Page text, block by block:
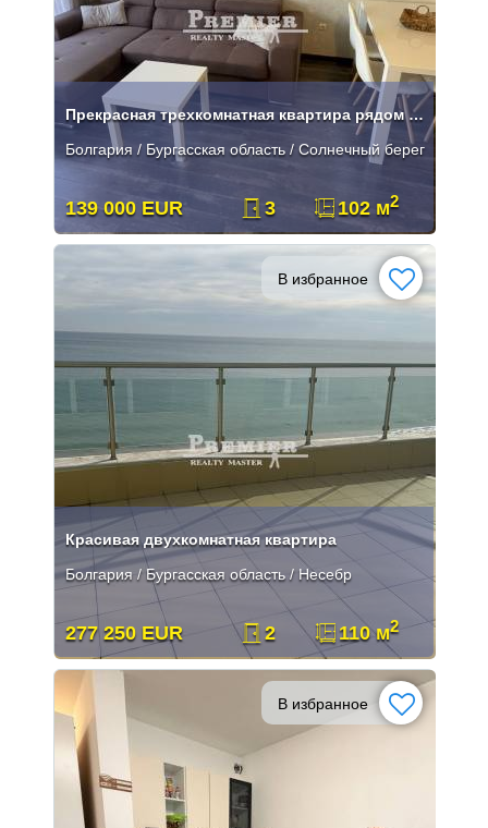
Прекрасная трехкомнатная квартира рядом с Солнечным Берегом
Болгария / Бургасская область / Солнечный берег
139 000 EUR 3 102 м2
В избранное
Красивая двухкомнатная квартира
Болгария / Бургасская область / Несебр
277 250 EUR 2 110 м2
В избранное